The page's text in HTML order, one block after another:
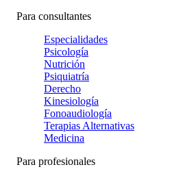
Para consultantes
Especialidades
Psicología
Nutrición
Psiquiatría
Derecho
Kinesiología
Fonoaudiología
Terapias Alternativas
Medicina
Para profesionales